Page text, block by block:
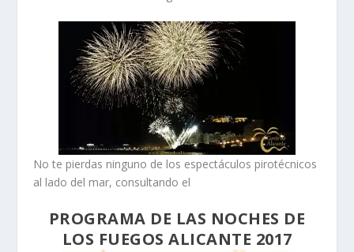
No te pierdas ninguno de los espectáculos pirotécnicos
al lado del mar, consultando el
PROGRAMA DE LAS NOCHES DE
LOS FUEGOS ALICANTE 2017